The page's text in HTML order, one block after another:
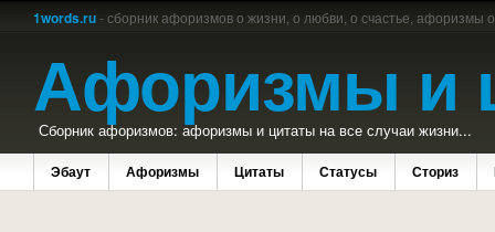
1words.ru- сборник афоризмов о жизни, о любви, о счастье,
Афоризмы и
Сборник афоризмов: афоризмы и цитаты на все случаи жизни...
Эбаут Афоризмы Цитаты Статусы Сториз